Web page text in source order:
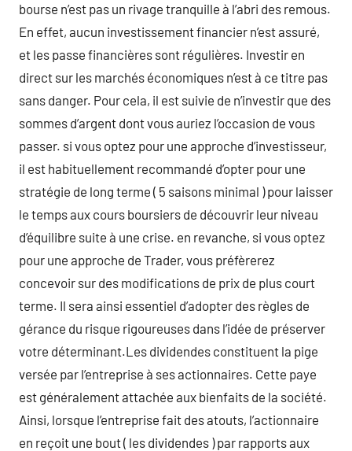
bourse n’est pas un rivage tranquille à l’abri des remous.
En effet, aucun investissement financier n’est assuré,
et les passe financières sont régulières. Investir en
direct sur les marchés économiques n’est à ce titre pas
sans danger. Pour cela, il est suivie de n’investir que des
sommes d’argent dont vous auriez l’occasion de vous
passer. si vous optez pour une approche d’investisseur,
il est habituellement recommandé d’opter pour une
stratégie de long terme ( 5 saisons minimal ) pour laisser
le temps aux cours boursiers de découvrir leur niveau
d’équilibre suite à une crise. en revanche, si vous optez
pour une approche de Trader, vous préfèrerez
concevoir sur des modifications de prix de plus court
terme. Il sera ainsi essentiel d’adopter des règles de
gérance du risque rigoureuses dans l’idée de préserver
votre déterminant.Les dividendes constituent la pige
versée par l’entreprise à ses actionnaires. Cette paye
est généralement attachée aux bienfaits de la société.
Ainsi, lorsque l’entreprise fait des atouts, l’actionnaire
en reçoit une bout ( les dividendes ) par rapports aux